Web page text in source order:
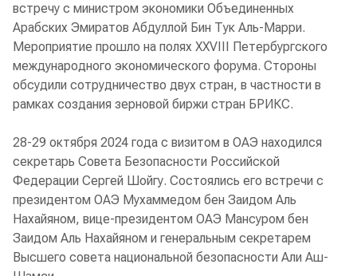
встречу с министром экономики Объединенных
Арабских Эмиратов Абдуллой Бин Тук Аль-Марри.
Мероприятие прошло на полях XXVIII Петербургского
международного экономического форума. Стороны
обсудили сотрудничество двух стран, в частности в
рамках создания зерновой биржи стран БРИКС.
28-29 октября 2024 года с визитом в ОАЭ находился
секретарь Совета Безопасности Российской
Федерации Сергей Шойгу. Состоялись его встречи с
президентом ОАЭ Мухаммедом бен Заидом Аль
Нахайяном, вице-президентом ОАЭ Мансуром бен
Заидом Аль Нахайяном и генеральным секретарем
Высшего совета национальной безопасности Али Аш-